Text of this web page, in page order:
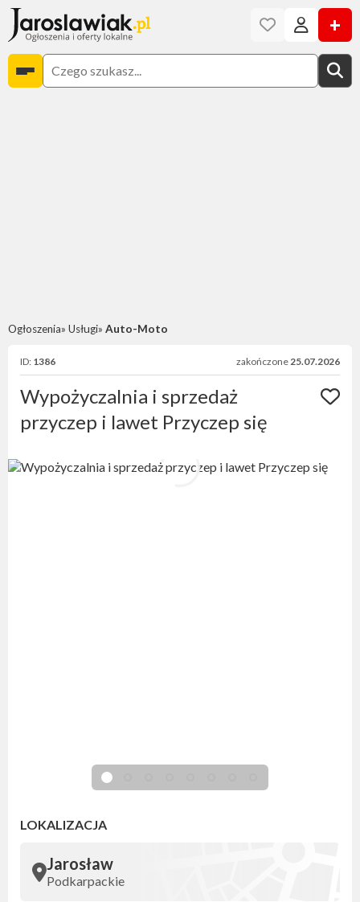
+
Ogłoszenia Usługi Auto-Moto
ID: 1386 zakończone25.07.2026
Wypożyczalnia i sprzedaż
przyczep i lawet Przyczep się
LOKALIZACJA
Jarosław
Podkarpackie